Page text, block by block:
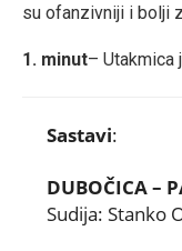
su ofanzivniji i bolji
1. minut– Utakmica
Sastavi:
DUBOČICA –
Sudija: Stanko